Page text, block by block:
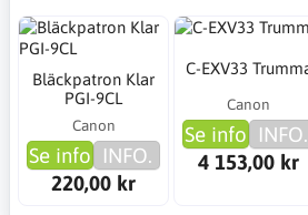
Bläckpatron Klar
PGI-9CL
Canon
Se info INFO.
220,00 kr
C-EXV33
Canon
Se info INFO.
4 153,00 kr